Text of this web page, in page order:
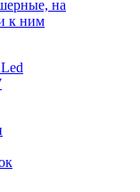
на
к ним